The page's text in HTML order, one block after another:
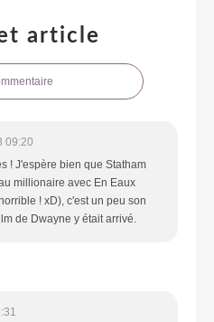
article
09:20
! J'espère bien que Statham
millionaire avec En Eaux
! xD), c'est un peu son
de Dwayne y était arrivé.